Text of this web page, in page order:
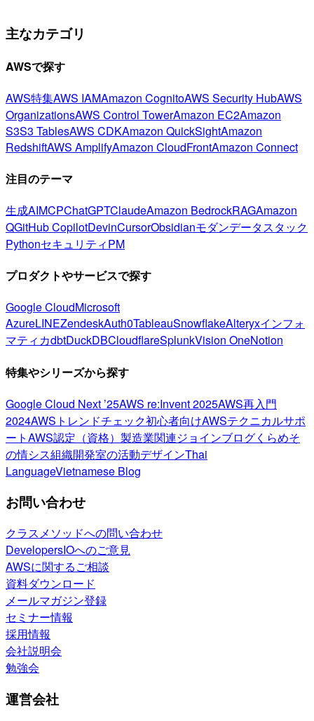
主なカテゴリ
AWSで探す
AWS特集AWS IAMAmazon CognitoAWS Security HubAWS
OrganizationsAWS Control TowerAmazon EC2Amazon
S3S3 TablesAWS CDKAmazon QuickSightAmazon
RedshiftAWS AmplifyAmazon CloudFrontAmazon Connect
注目のテーマ
生成AIMCPChatGPTClaudeAmazon BedrockRAGAmazon
QGitHub CopilotDevinCursorObsidianモダンデータスタック
PythonセキュリティPM
プロダクトやサービスで探す
Google CloudMicrosoft
AzureLINEZendeskAuth0TableauSnowflakeAlteryxインフォ
マティカdbtDuckDBCloudflareSplunkVision OneNotion
特集やシリーズから探す
Google Cloud Next ’25AWS re:Invent 2025AWS再入門
2024AWSトレンドチェック初心者向けAWSテクニカルサポ
ートAWS認定（資格） 製造業関連ジョインブログくらめそ
の情シス組織開発室の活動デザインThai
LanguageVietnamese Blog
お問い合わせ
クラスメソッドへの問い合わせ
DevelopersIOへのご意見
AWSに関するご相談
資料ダウンロード
メールマガジン登録
セミナー情報
採用情報
会社説明会
勉強会
運営会社